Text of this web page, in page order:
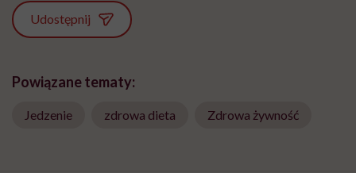
Udostępnij
Powiązane tematy:
Jedzenie zdrowa dieta Zdrowa żywność